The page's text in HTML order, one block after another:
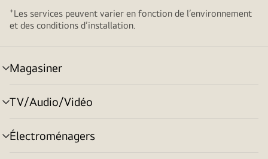
+Les services peuvent varier en fonction de l’environnement
et des conditions d’installation.
Magasiner
menu
basculement
TV/Audio/Vidéo
menu
basculement
Électroménagers
menu
basculement